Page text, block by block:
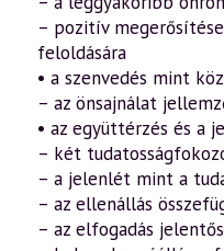
– pozitív
feloldására
• a szenvedés mint
– az önsajnálat
• az együttérzés és a
– két
– a jelenlét mint a
– az ellenállás
– az elfogadás